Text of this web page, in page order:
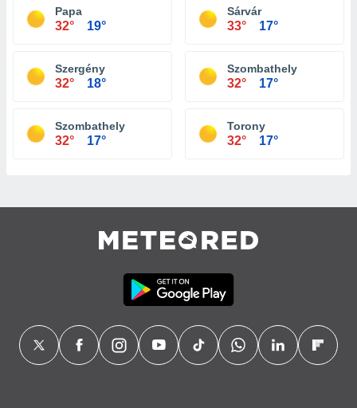
Papa
32° 19°
Sárvár
33° 17°
Szergény
32° 18°
Szombathely
32° 17°
Szombathely
32° 17°
Torony
32° 17°